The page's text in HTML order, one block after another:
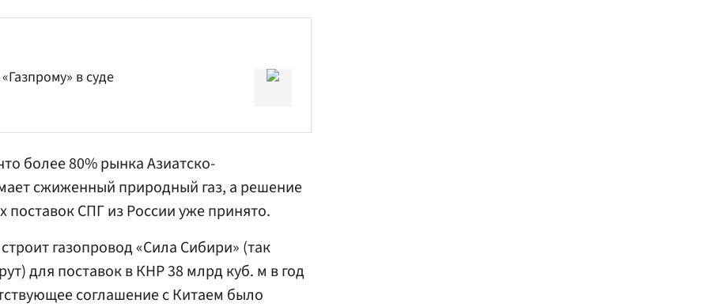
в суде
более 80% рынка Азиатско-
сжиженный природный газ, а решение
СПГ из России уже принято.
газопровод «Сила Сибири» (так
для поставок в КНР 38 млрд куб. м в год
соглашение с Китаем было